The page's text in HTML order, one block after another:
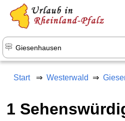
Start Westerwald
1